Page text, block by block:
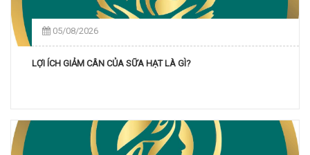
05/08/2026
LỢI ÍCH GIẢM CÂN CỦA SỮA HẠT LÀ GÌ?